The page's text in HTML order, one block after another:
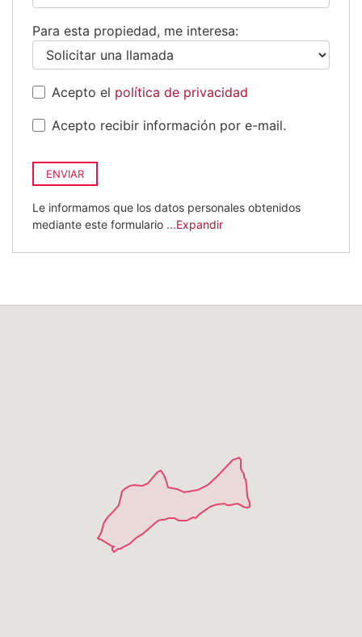
Para esta propiedad, me interesa:
Acepto el política de privacidad
Acepto recibir información por e-mail.
ENVIAR
Le informamos que los datos personales obtenidos
mediante este formulario ...Expandir